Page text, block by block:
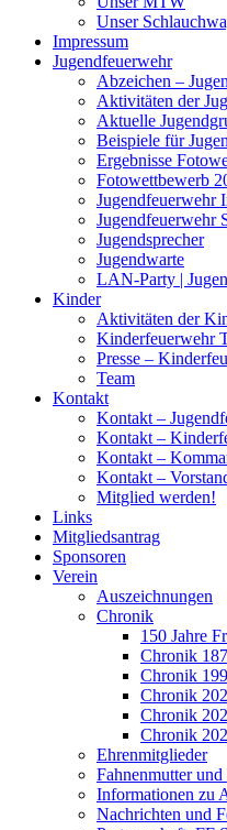
Unser
Impressum
Jugendfeuerwehr
Abzeichen –
Aktivitäten der
Aktuelle
Beispiele für
Ergebnisse
Fotowettbewerb
Jugendfeuerwehr
Jugendfeuerwehr
Jugendsprecher
Jugendwarte
LAN-Party |
Kinder
Aktivitäten der
Kinderfeuerwehr
Presse –
Team
Kontakt
Kontakt –
Kontakt –
Kontakt –
Kontakt –
Mitglied werden!
Links
Mitgliedsantrag
Sponsoren
Verein
Auszeichnungen
Chronik
150 Jahre
Chronik
Chronik
Chronik
Chronik
Chronik
Ehrenmitglieder
Fahnenmutter und
Informationen zu
Nachrichten und